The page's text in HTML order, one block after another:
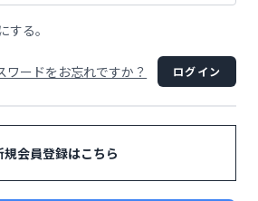
する。
ワードをお忘れですか？ ログイン
規会員登録はこちら